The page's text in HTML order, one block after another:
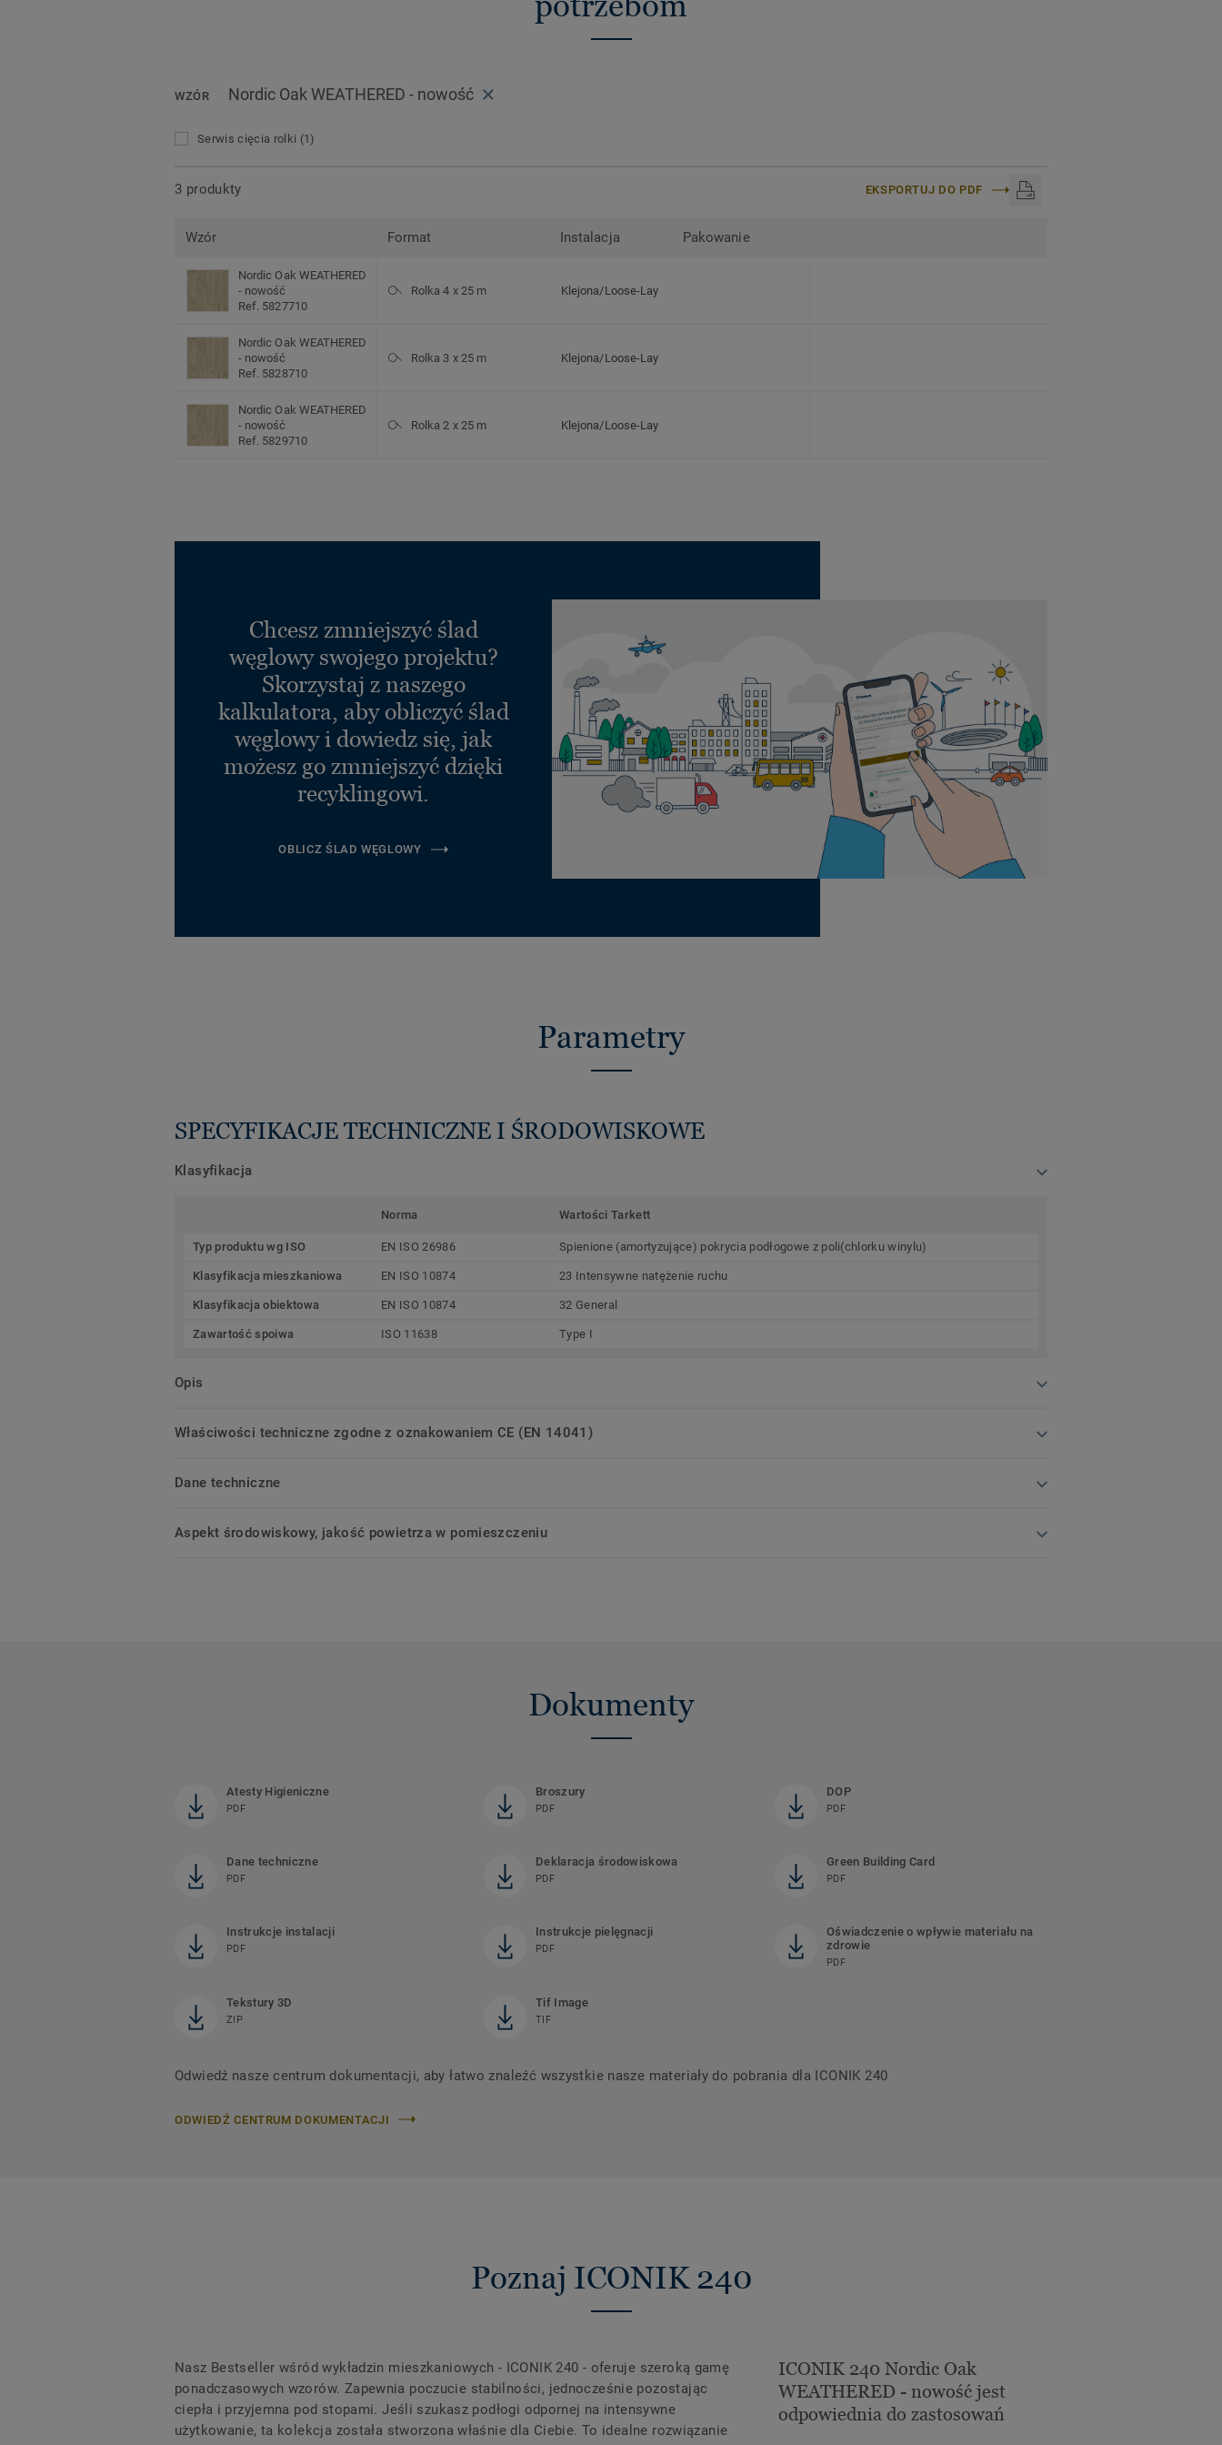
WZÓR Nordic Oak WEATHERED - nowość
Serwis cięcia rolki (1)
3 produkty EKSPORTUJ DO PDF
Wzór Format Instalacja Pakowanie
Nordic Oak WEATHERED
- nowość
Ref. 5827710
Rolka 4 x 25 m Klejona/Loose-Lay
Nordic Oak WEATHERED
- nowość
Ref. 5828710
Rolka 3 x 25 m Klejona/Loose-Lay
Nordic Oak WEATHERED
- nowość
Ref. 5829710
Rolka 2 x 25 m Klejona/Loose-Lay
Chcesz zmniejszyć ślad
węglowy swojego projektu?
Skorzystaj z naszego
kalkulatora, aby obliczyć ślad
węglowy i dowiedz się, jak
możesz go zmniejszyć dzięki
recyklingowi.
OBLICZ ŚLAD WĘGLOWY
Parametry
SPECYFIKACJE TECHNICZNE I ŚRODOWISKOWE
Klasyfikacja
Norma Wartości Tarkett
Typ produktu wg ISO EN ISO 26986 Spienione (amortyzujące) pokrycia podłogowe z poli(chlorku winylu)
Klasyfikacja mieszkaniowa EN ISO 10874 23 Intensywne natężenie ruchu
Klasyfikacja obiektowa EN ISO 10874 32 General
Zawartość spoiwa ISO 11638 Type I
Opis
Właściwości techniczne zgodne z oznakowaniem CE (EN 14041)
Dane techniczne
Aspekt środowiskowy, jakość powietrza w pomieszczeniu
Dokumenty
Atesty Higieniczne
PDF
Broszury
PDF
DOP
PDF
Dane techniczne
PDF
Deklaracja środowiskowa
PDF
Green Building Card
PDF
Instrukcje instalacji
PDF
Instrukcje pielęgnacji
PDF
Oświadczenie o wpływie materiału na
zdrowie
PDF
Tekstury 3D
ZIP
Tif Image
TIF
Odwiedź nasze centrum dokumentacji, aby łatwo znaleźć wszystkie nasze materiały do ​​pobrania dla ICONIK 240
ODWIEDŹ CENTRUM DOKUMENTACJI
Poznaj ICONIK 240
Nasz Bestseller wśród wykładzin mieszkaniowych - ICONIK 240 - oferuje szeroką gamę
ponadczasowych wzorów. Zapewnia poczucie stabilności, jednocześnie pozostając
ciepła i przyjemna pod stopami. Jeśli szukasz podłogi odpornej na intensywne
użytkowanie, ta kolekcja została stworzona właśnie dla Ciebie. To idealne rozwiązanie
ICONIK 240 Nordic Oak
WEATHERED - nowość jest
odpowiednia do zastosowań